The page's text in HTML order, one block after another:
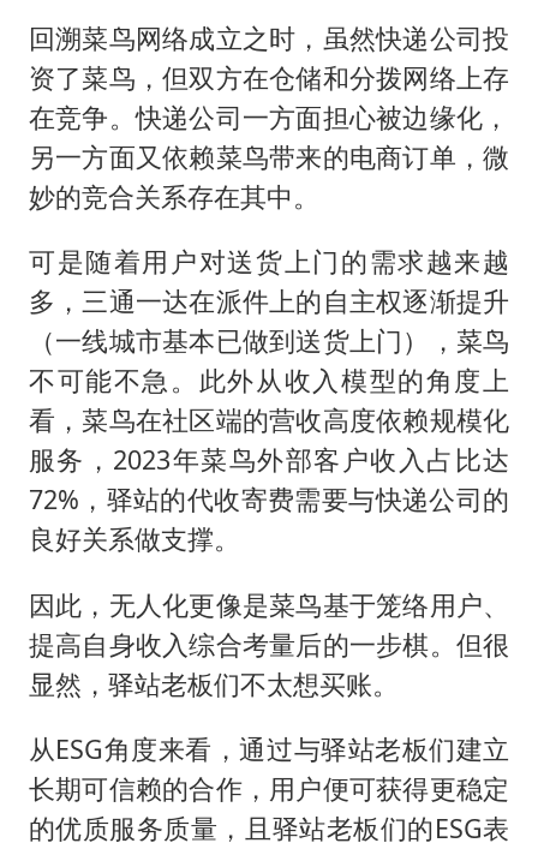
回溯菜鸟网络成立之时，虽然快递公司投
资了菜鸟，但双方在仓储和分拨网络上存
在竞争。快递公司一方面担心被边缘化，
另一方面又依赖菜鸟带来的电商订单，微
妙的竞合关系存在其中。
可是随着用户对送货上门的需求越来越
多，三通一达在派件上的自主权逐渐提升
（一线城市基本已做到送货上门），菜鸟
不可能不急。此外从收入模型的角度上
看，菜鸟在社区端的营收高度依赖规模化
服务，2023年菜鸟外部客户收入占比达
72%，驿站的代收寄费需要与快递公司的
良好关系做支撑。
因此，无人化更像是菜鸟基于笼络用户、
提高自身收入综合考量后的一步棋。但很
显然，驿站老板们不太想买账。
从ESG角度来看，通过与驿站老板们建立
长期可信赖的合作，用户便可获得更稳定
的优质服务质量，且驿站老板们的ESG表